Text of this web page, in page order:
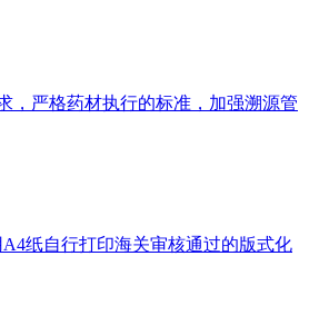
，严格药材执行的标准，加强溯源管
纸自行打印海关审核通过的版式化